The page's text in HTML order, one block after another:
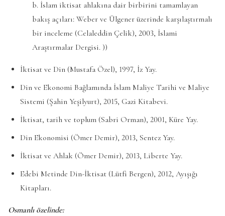
b. İslam iktisat ahlakına dair birbirini tamamlayan
bakış açıları: Weber ve Ülgener üzerinde karşılaştırmalı
bir inceleme (Celaleddin Çelik), 2003, İslami
Araştırmalar Dergisi. ))
İktisat ve Din (Mustafa Özel), 1997, İz Yay.
Din ve Ekonomi Bağlamında İslam Maliye Tarihi ve Maliye
Sistemi (Şahin Yeşilyurt), 2015, Gazi Kitabevi.
İktisat, tarih ve toplum (Sabri Orman), 2001, Küre Yay.
Din Ekonomisi (Ömer Demir), 2013, Sentez Yay.
İktisat ve Ahlak (Ömer Demir), 2013, Liberte Yay.
Edebi Metinde Din-İktisat (Lütfi Bergen), 2012, Ayışığı
Kitapları.
Osmanlı özelinde: